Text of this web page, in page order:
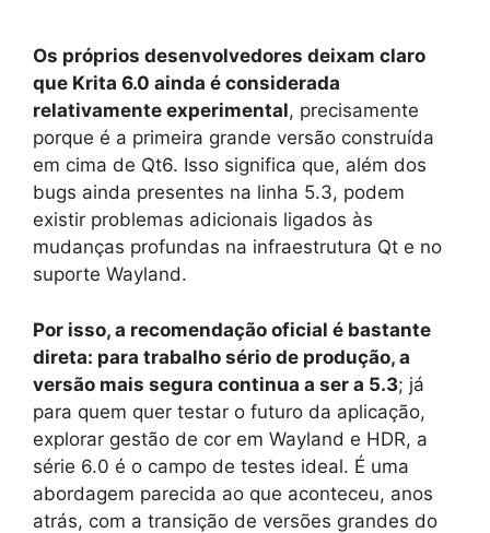
Os próprios desenvolvedores deixam claro
que Krita 6.0 ainda é considerada
relativamente experimental, precisamente
porque é a primeira grande versão construída
em cima de Qt6. Isso significa que, além dos
bugs ainda presentes na linha 5.3, podem
existir problemas adicionais ligados às
mudanças profundas na infraestrutura Qt e no
suporte Wayland.
Por isso, a recomendação oficial é bastante
direta: para trabalho sério de produção, a
versão mais segura continua a ser a 5.3; já
para quem quer testar o futuro da aplicação,
explorar gestão de cor em Wayland e HDR, a
série 6.0 é o campo de testes ideal. É uma
abordagem parecida ao que aconteceu, anos
atrás, com a transição de versões grandes do